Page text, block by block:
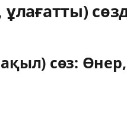
сөз: Өнер,